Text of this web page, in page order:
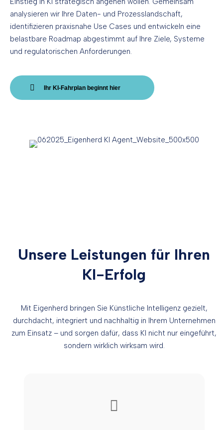
analysieren wir Ihre Daten- und Prozesslandschaft,
identifizieren praxisnahe Use Cases und entwickeln eine
belastbare Roadmap abgestimmt auf Ihre Ziele, Systeme
und regulatorischen Anforderungen.
Ihr KI-Fahrplan beginnt hier
Unsere Leistungen für Ihren
KI-Erfolg
Mit Eigenherd bringen Sie Künstliche Intelligenz gezielt,
durchdacht, integriert und nachhaltig in Ihrem Unternehmen
zum Einsatz – und sorgen dafür, dass KI nicht nur eingeführt,
sondern wirklich wirksam wird.